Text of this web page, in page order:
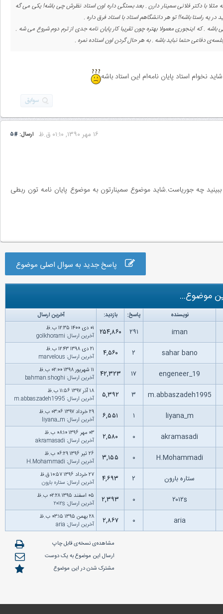
مثلا با دکتر فلانی سمینار دارن . بعد بستگی داره اون استاد نظرش چی باشه‌! یکی می گه
یه راستا باشه!! تو هر دانشگاهم استاد با استاد فرق داره .
باشه . که اینجوری معمولا بهتره چون تقریبا کار پایان نامه جدی از ترم دوم شروع می شه .
دفاعی حتما نباید باشه . به هر حال گردن اون استاده نمره .
استاد پایان نامه‌ام این استاد باشه
ارسال: #۵ ۱۶ مهر ۱۳۹۰, ۰۱:۱۰ ق.ظ
چه جوریاست.شاید موضوع سمینارتون به موضوع پایان نامه تون ربطی
پاسخ جدید به سوال اصلی موضوع
موضوع...
نویسنده پاسخ: بازدید: آخرین ارسال
iman ۲۹۱ ۲۵۴,۸۶۰
۰۱ دى ۱۴۰۰ ۱۲:۳۵ ب.ظ
آخرین ارسال:
golkhorami
sahar bano ۲ ۴,۵۶۰
۲۱ دى ۱۳۹۸ ۱۲:۴۳ ب.ظ
آخرین ارسال:
marvelous
engeneer_19 ۱۷ ۴۲,۳۲۳
۱۱ شهریور ۱۳۹۸ ۰۲:۰۰ ب.ظ
آخرین ارسال:
bahman.shoghi
m.abbaszadeh1995 ۳ ۵,۳۹۲
۱۸ آذر ۱۳۹۷ ۱۱:۵۶ ب.ظ
آخرین ارسال:
m.abbaszadeh1995
liyana_m ۶,۵۵۱
۲۹ خرداد ۱۳۹۷ ۰۳:۰۶ ب.ظ
آخرین ارسال:
liyana_m
akramasadi ۰ ۲,۵۸۰
۰۳ مهر ۱۳۹۶ ۰۸:۱۰ ب.ظ
آخرین ارسال:
akramasadi
H.Mohammadi ۰ ۳,۱۵۵
۲۶ تیر ۱۳۹۶ ۰۶:۲۹ ب.ظ
آخرین ارسال:
H.Mohammadi
ستاره بارون ۲ ۴,۶۹۳
۲۷ خرداد ۱۳۹۶ ۱۰:۵۷ ق.ظ
آخرین ارسال:ستاره بارون
۲۰۱۲s ۰ ۲,۳۹۳
۰۵ اسفند ۱۳۹۵ ۰۲:۲۸ ب.ظ
آخرین ارسال:۲۰۱۲s
aria ۰ ۲,۸۶۷
۲۸ بهمن ۱۳۹۵ ۰۳:۱۵ ب.ظ
آخرین ارسال:
aria
مشاهده‌ی نسخه‌ی قابل چاپ
ارسال این موضوع به یک دوست
مشترک شدن در این موضوع